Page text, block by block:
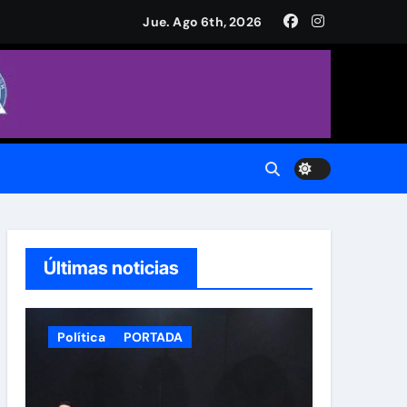
de Armas
Jue. Ago 6th, 2026
Últimas noticias
Política PORTADA